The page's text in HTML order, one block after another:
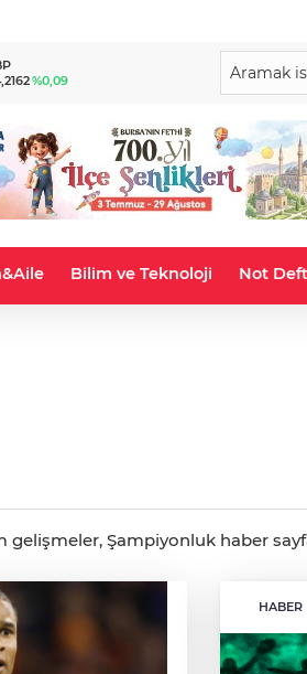
%0,09
CHF
58,7283 %0,28
Bilim ve Teknoloji Not
Şampiyonluk haber
HABER